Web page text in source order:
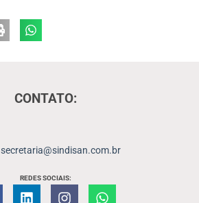
CONTATO:
secretaria@sindisan.com.br
REDES SOCIAIS: